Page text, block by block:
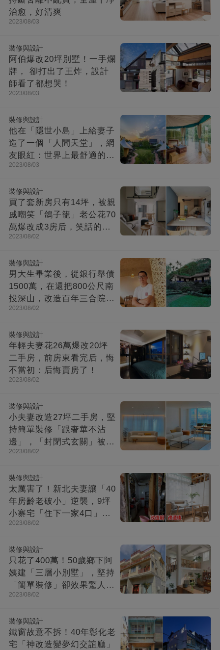
治愈，好清爽
2023/08/03
裝修與設計
阿伯爆改20坪別墅！一手爛
牌， 卻打出了王炸，設計
師看了都想哭！
2023/08/03
裝修與設計
他在「隱世小島」上給妻子
造了一個「人間天堂」，網
友眼紅：世界上最舒適的時
光都在這里
2023/08/03
裝修與設計
買了套新房只有14坪，被親
戚嘲笑「鴿子籠」老公花70
萬爆改成3房后，笑話的親
戚不吭聲了
2023/08/02
裝修與設計
男大生畢業後，從銀行舉債
1500萬，在還把800公尺南
投深山，改造百年三合院，
成「台灣最美民宿」!
2023/08/02
裝修與設計
年輕夫妻花26萬爆改20坪
二手房，前房東看完后，悔
不當初：后悔賣房了！
2023/08/02
裝修與設計
小夫妻改造27坪二手房，堅
持簡單裝修「跟奢華不沾
邊」，「封閉式玄關」被贊
爆：這就是夢想中的家！
2023/08/02
裝修與設計
太厲害了！新北夫妻讓「40
年房齡老破小」逆襲，9坪
小寨宅「住下一家4口」，
收納超強超舒適
2023/08/02
裝修與設計
只花了400萬！50歲鄉下阿
姨建「三層小別墅」，堅持
「簡單裝修」卻效果驚人：
一進屋就療愈了
2023/08/02
裝修與設計
鐵窗故意不拆！40年彰化老
宅「神改造變夢幻交誼廳」